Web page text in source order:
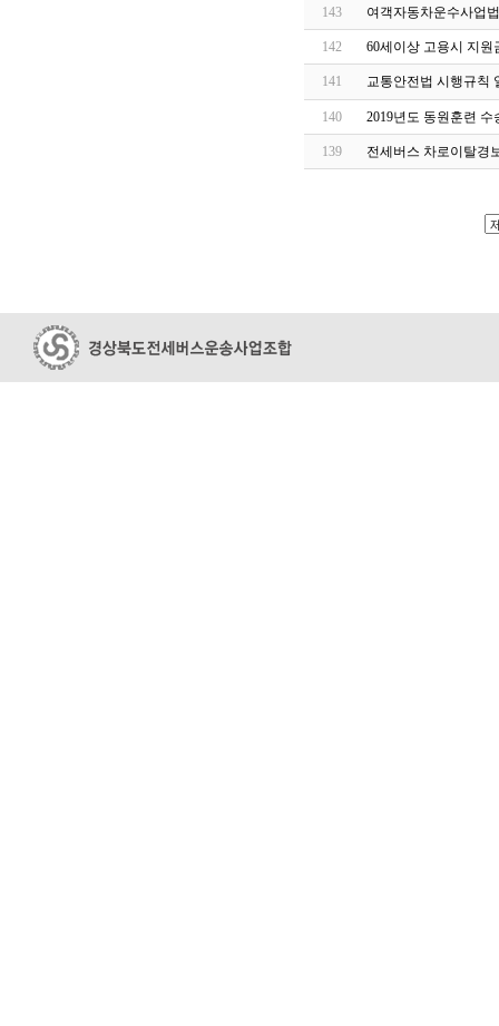
143 여객자동차운수사업
142 60세이상 고용시 지원
141 교통안전법 시행규칙
140 2019년도 동원훈련
139 전세버스 차로이탈경